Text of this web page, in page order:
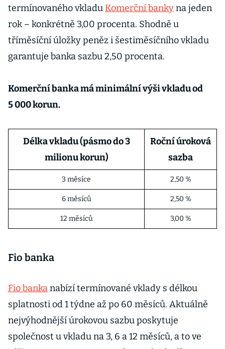
termínovaného vkladu Komerční bankyna jeden
rok – konkrétně 3,00 procenta. Shodně u
tříměsíční úložky peněz i šestiměsíčního vkladu
garantuje banka sazbu 2,50 procenta.
Komerční banka má minimální výši vkladu od
5 000 korun.
Délka vkladu (pásmo do 3
milionu korun)
Roční úroková
sazba
3 měsíce 2,50 %
6 měsíců 2,50 %
12 měsíců 3,00 %
Fio banka
Fio bankanabízí termínované vklady s délkou
splatnosti od 1 týdne až po 60 měsíců. Aktuálně
nejvýhodnější úrokovou sazbu poskytuje
společnost u vkladu na 3, 6 a 12 měsíců, a to ve